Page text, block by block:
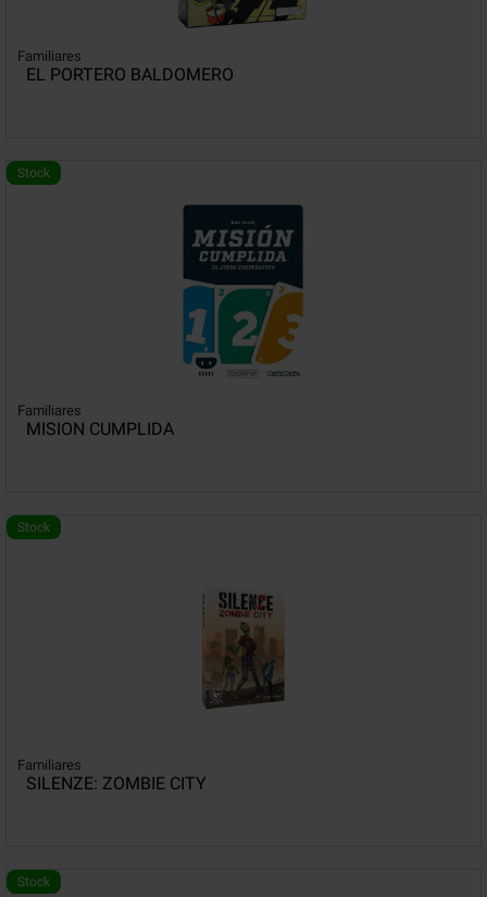
Familiares
EL PORTERO BALDOMERO
Stock
Familiares
MISION CUMPLIDA
Stock
Familiares
SILENZE: ZOMBIE CITY
Stock